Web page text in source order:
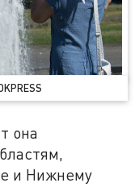
она
и Нижнему